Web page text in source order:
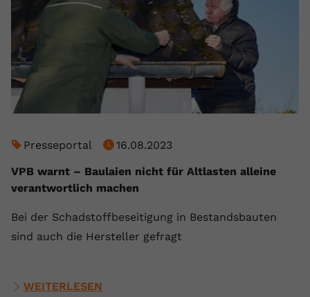
Presseportal
16.08.2023
VPB warnt – Baulaien nicht für Altlasten alleine
verantwortlich machen
Bei der Schadstoffbeseitigung in Bestandsbauten
sind auch die Hersteller gefragt
WEITERLESEN